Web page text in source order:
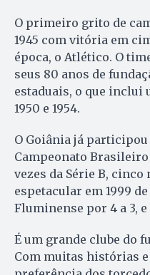
O primeiro grito de
1945 com vitória em
época, o Atlético. O
seus 80 anos de
estaduais, o que inclui
1950 e 1954.
O Goiânia já
Campeonato
vezes da Série B,
espetacular em 1999
Fluminense por 4 a 3,
É um grande clube do
Com muitas histórias